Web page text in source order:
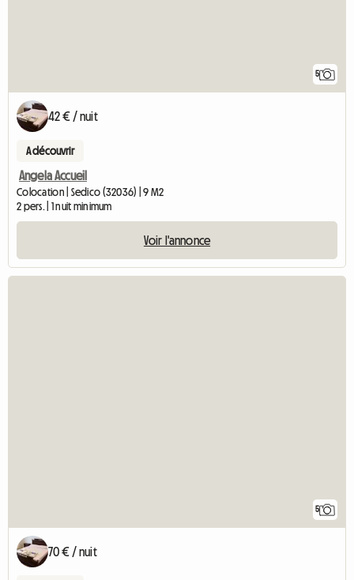
5
42 € / nuit
A découvrir
Angela Accueil
Colocation | Sedico (32036) | 9 M2
2 pers. | 1 nuit minimum
Voir l'annonce
5
70 € / nuit